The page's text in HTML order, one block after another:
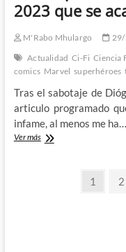
2023 que se
M'Rabo Mhulargo
Actualidad Ci-Fi Ciencia
comics Marvel superhéroes
Tras el sabotaje de
articulo programado
infame, al menos me ha…
Ver másCosas
PaginaciónPágina
1 2